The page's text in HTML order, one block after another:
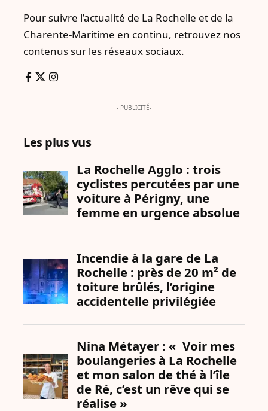
Pour suivre l’actualité de La Rochelle et de la
Charente-Maritime en continu, retrouvez nos
contenus sur les réseaux sociaux.
- PUBLICITÉ-
Les plus vus